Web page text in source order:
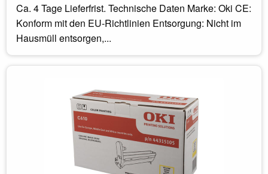
Ca. 4 Tage Lieferfrist. Technische Daten Marke: Oki CE:
Konform mit den EU-Richtlinien Entsorgung: Nicht im
Hausmüll entsorgen,...